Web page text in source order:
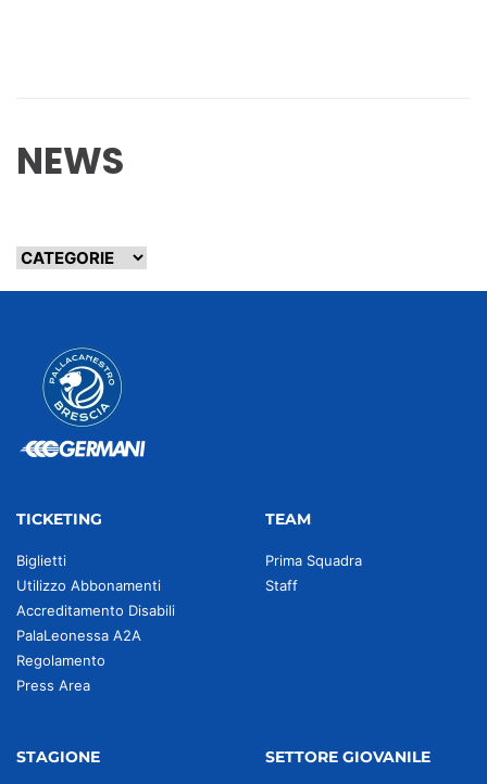
NEWS
TICKETING
Biglietti
Utilizzo Abbonamenti
Accreditamento Disabili
PalaLeonessa A2A
Regolamento
Press Area
TEAM
Prima Squadra
Staff
STAGIONE SETTORE GIOVANILE